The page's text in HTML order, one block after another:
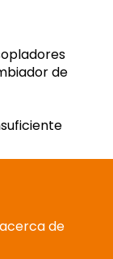
de
de